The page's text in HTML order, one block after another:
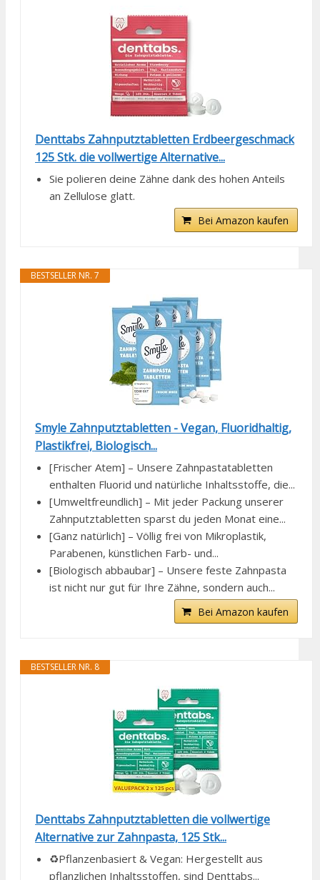
Denttabs Zahnputztabletten Erdbeergeschmack
125 Stk. die vollwertige Alternative...
Sie polieren deine Zähne dank des hohen Anteils
an Zellulose glatt.
Bei Amazon kaufen
BESTSELLER NR. 7
Smyle Zahnputztabletten - Vegan, Fluoridhaltig,
Plastikfrei, Biologisch...
[Frischer Atem] – Unsere Zahnpastatabletten
enthalten Fluorid und natürliche Inhaltsstoffe, die...
[Umweltfreundlich] – Mit jeder Packung unserer
Zahnputztabletten sparst du jeden Monat eine...
[Ganz natürlich] – Völlig frei von Mikroplastik,
Parabenen, künstlichen Farb- und...
[Biologisch abbaubar] – Unsere feste Zahnpasta
ist nicht nur gut für Ihre Zähne, sondern auch...
Bei Amazon kaufen
BESTSELLER NR. 8
Denttabs Zahnputztabletten die vollwertige
Alternative zur Zahnpasta, 125 Stk...
♻️Pflanzenbasiert & Vegan: Hergestellt aus
pflanzlichen Inhaltsstoffen, sind Denttabs...